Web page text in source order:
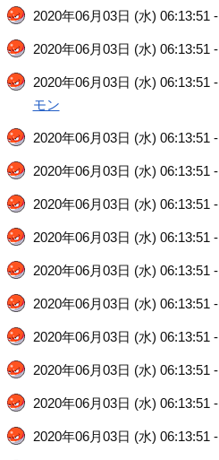
2020年06月03日 (水) 06:13:51 -
2020年06月03日 (水) 06:13:51 -
2020年06月03日 (水) 06:13:51 -
モン
2020年06月03日 (水) 06:13:51 -
2020年06月03日 (水) 06:13:51 -
2020年06月03日 (水) 06:13:51 -
2020年06月03日 (水) 06:13:51 -
2020年06月03日 (水) 06:13:51 -
2020年06月03日 (水) 06:13:51 -
2020年06月03日 (水) 06:13:51 -
2020年06月03日 (水) 06:13:51 -
2020年06月03日 (水) 06:13:51 -
2020年06月03日 (水) 06:13:51 -